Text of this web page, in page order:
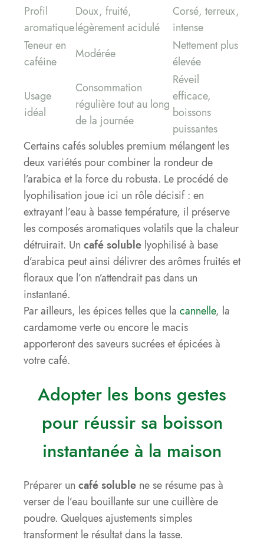
Profil
aromatique
Doux, fruité,
légèrement acidulé
Corsé, terreux,
intense
Teneur en
caféine
Modérée
Nettement plus
élevée
Usage
idéal
Consommation
régulière tout au long
de la journée
Réveil
efficace,
boissons
puissantes
Certains cafés solubles premium mélangent les
deux variétés pour combiner la rondeur de
l’arabica et la force du robusta. Le procédé de
lyophilisation joue ici un rôle décisif : en
extrayant l’eau à basse température, il préserve
les composés aromatiques volatils que la chaleur
détruirait. Un café soluble lyophilisé à base
d’arabica peut ainsi délivrer des arômes fruités et
floraux que l’on n’attendrait pas dans un
instantané.
Par ailleurs, les épices telles que la cannelle, la
cardamome verte ou encore le macis
apporteront des saveurs sucrées et épicées à
votre café.
Adopter les bons gestes
pour réussir sa boisson
instantanée à la maison
Préparer un café soluble ne se résume pas à
verser de l’eau bouillante sur une cuillère de
poudre. Quelques ajustements simples
transforment le résultat dans la tasse.